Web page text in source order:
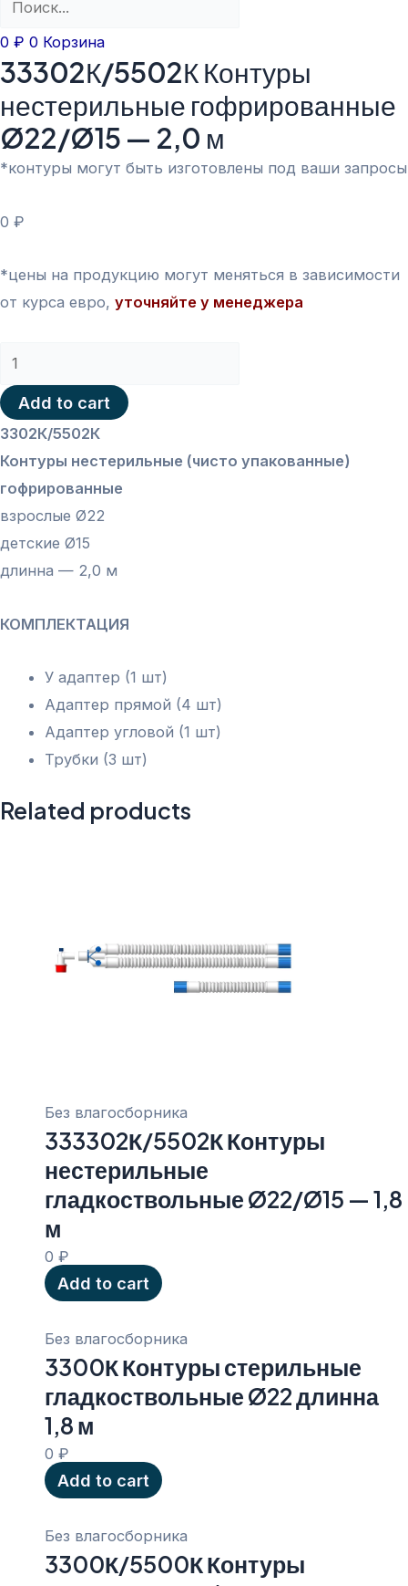
0 ₽ 0 Корзина
33302К/5502К Контуры
нестерильные гофрированные
Ø22/Ø15 — 2,0 м
*контуры могут быть изготовлены под ваши запросы
0 ₽
*цены на продукцию могут меняться в зависимости
от курса евро, уточняйте у менеджера
33302К/5502К
Контуры
нестерильные
гофрированные
Ø22/
Ø15
-
2,0
м
Add to cart
3302К/5502К
Контуры нестерильные (чисто упакованные)
гофрированные
взрослые Ø22
детские Ø15
длинна — 2,0 м
КОМПЛЕКТАЦИЯ
У адаптер (1 шт)
Адаптер прямой (4 шт)
Адаптер угловой (1 шт)
Трубки (3 шт)
Related products
Без влагосборника
333302К/5502К Контуры
нестерильные
гладкоствольные Ø22/Ø15 — 1,8
м
0₽
Add to cart
Без влагосборника
3300К Контуры стерильные
гладкоствольные Ø22 длинна
1,8 м
0₽
Add to cart
Без влагосборника
3300К/5500К Контуры